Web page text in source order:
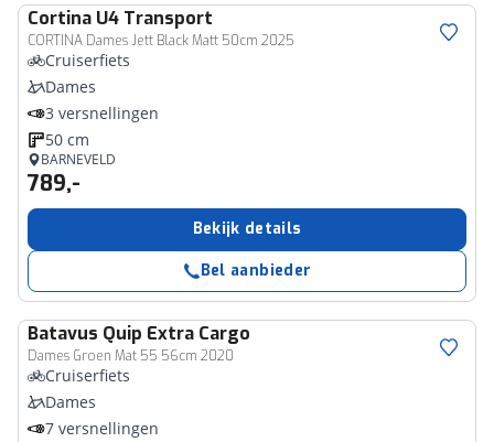
Cortina U4 Transport
CORTINA Dames Jett Black Matt 50cm 2025
Cruiserfiets
Dames
3 versnellingen
50 cm
BARNEVELD
789,-
Bekijk details
Bel aanbieder
Batavus Quip Extra Cargo
Dames Groen Mat 55 56cm 2020
Cruiserfiets
Dames
7 versnellingen